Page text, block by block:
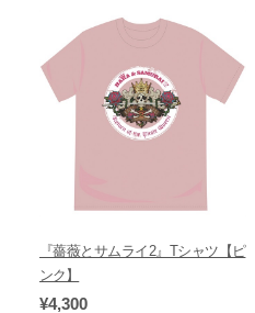
『薔薇とサムライ2』Tシャツ【ピ
ンク】
¥4,300